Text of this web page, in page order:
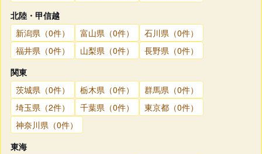
北陸・甲信越
新潟県（0件）
富山県（0件）
石川県（0件）
福井県（0件）
山梨県（0件）
長野県（0件）
関東
茨城県（0件）
栃木県（0件）
群馬県（0件）
埼玉県（2件）
千葉県（0件）
東京都（0件）
神奈川県（0件）
東海